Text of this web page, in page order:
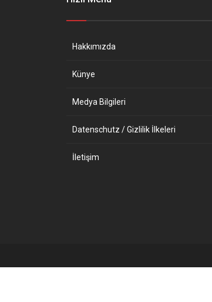
Hakkımızda
Künye
Medya Bilgileri
Datenschutz / Gizlilik İlkeleri
İletişim